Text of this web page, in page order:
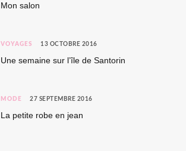
Mon salon
VOYAGES 13 OCTOBRE 2016
Une semaine sur l’île de Santorin
MODE 27 SEPTEMBRE 2016
La petite robe en jean